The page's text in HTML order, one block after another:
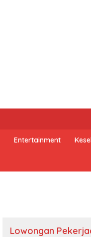
Entertainment
Lowongan